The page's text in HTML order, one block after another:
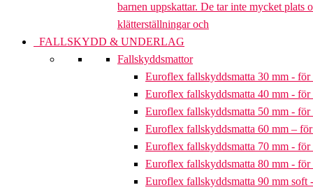
barnen uppskattar. De tar inte mycket plats
klätterställningar och
FALLSKYDD & UNDERLAG
Fallskyddsmattor
Euroflex fallskyddsmatta 30 mm -
Euroflex fallskyddsmatta 40 mm -
Euroflex fallskyddsmatta 50 mm -
Euroflex fallskyddsmatta 60 mm –
Euroflex fallskyddsmatta 70 mm -
Euroflex fallskyddsmatta 80 mm -
Euroflex fallskyddsmatta 90 mm soft